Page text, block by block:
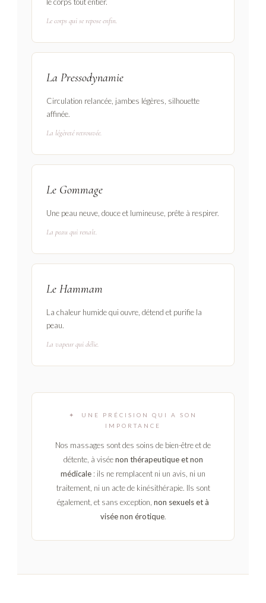
le corps tout entier.
Le corps qui se repose enfin.
La Pressodynamie
Circulation relancée, jambes légères, silhouette
affinée.
La légèreté retrouvée.
Le Gommage
Une peau neuve, douce et lumineuse, prête à respirer.
La peau qui renaît.
Le Hammam
La chaleur humide qui ouvre, détend et purifie la
peau.
La vapeur qui délie.
✦ UNE PRÉCISION QUI A SON
IMPORTANCE
Nos massages sont des soins de bien-être et de
détente, à viséenon thérapeutique et non
médicale : ils ne remplacent ni un avis, ni un
traitement, ni un acte de kinésithérapie. Ils sont
également, et sans exception, non sexuels et à
visée non érotique.